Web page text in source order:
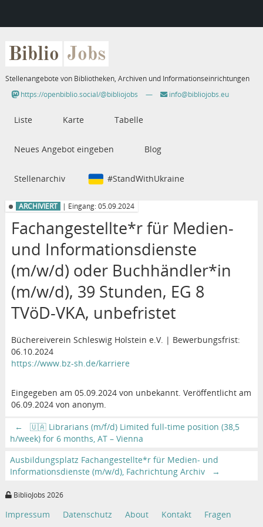
Biblio Jobs
Stellenangebote von Bibliotheken, Archiven und Informationseinrichtungen
https://openbiblio.social/@bibliojobs
— info@bibliojobs.eu
Liste Karte Tabelle
Neues Angebot eingeben Blog
Stellenarchiv #StandWithUkraine
ARCHIVIERT | Eingang: 05.09.2024
Fachangestellte*r für Medien-
und Informationsdienste
(m/w/d) oder Buchhändler*in
(m/w/d), 39 Stunden, EG 8
TVöD-VKA, unbefristet
Büchereiverein Schleswig Holstein e.V. | Bewerbungsfrist:
06.10.2024
https://www.bz-sh.de/karriere
Eingegeben am 05.09.2024 von unbekannt. Veröffentlicht am
06.09.2024 von anonym.
←
🇺🇦 Librarians (m/f/d) Limited full-time position (38,5
h/week) for 6 months, AT – Vienna
Ausbildungsplatz Fachangestellte*r für Medien- und
Informationsdienste (m/w/d), Fachrichtung Archiv
→
BiblioJobs 2026
Impressum Datenschutz About Kontakt Fragen